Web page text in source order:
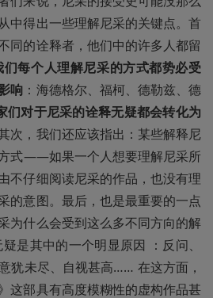
中得出一些理解尼采的关键点。首
同的诠释者，他们中的许多人都留
们每个人理解尼采的方式都势必受
响 ：海德格尔、福柯、德勒兹、德
们对于尼采的诠释无疑都会转化为
次，我们还应该指出：某些解释尼
式——如果一个人想要理解尼采所
不仔细阅读尼采的作品，也没有理
的意图。最后，也是最重要的一点
为什么会受到这么多不同方向的解
是其中的一个明显原因 ：反问、
犹未尽、自视甚高…… 在这方面，
这部具有高度模糊性的虚构作品甚